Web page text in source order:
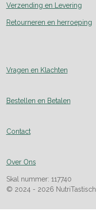
Verzending en Levering
Retourneren en herroeping
Vragen en Klachten
Bestellen en Betalen
Contact
Over Ons
Skal nummer: 117740
© 2024 - 2026 NutriTastisch